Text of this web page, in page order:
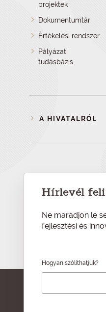
projektek
Dokumentumtár
Értékelési rendszer
Pályázati
tudásbázis
A HIVATALRÓL
Hírlevél
Ne maradjon le
fejlesztési és
Hogyan szólíthatjuk?